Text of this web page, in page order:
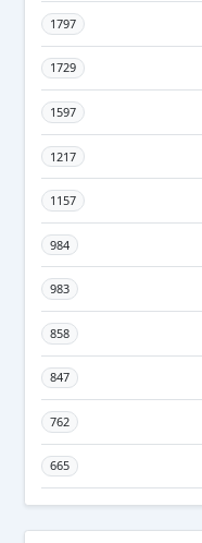
1797
1729
1597
1217
1157
984
983
858
847
762
665